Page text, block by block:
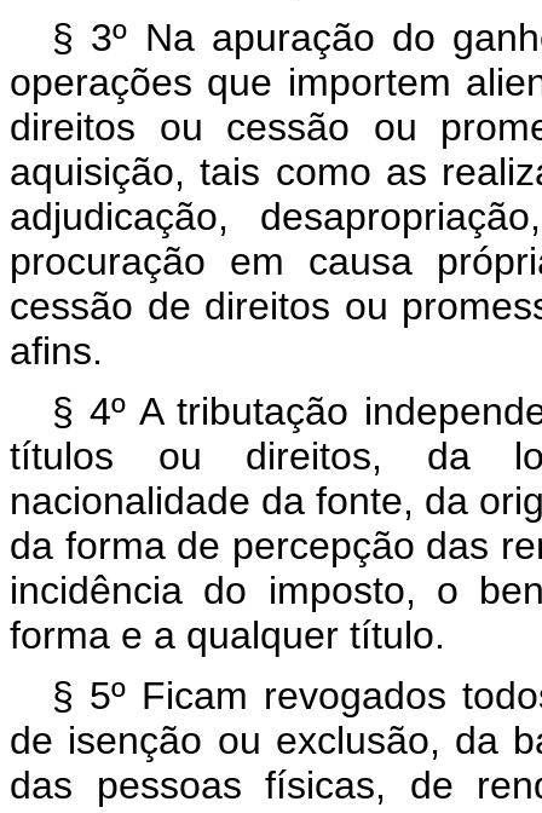
§ 3º Na apuração do
operações que importem
direitos ou cessão ou
aquisição, tais como as
adjudicação,
procuração em causa
cessão de direitos ou
afins.
§ 4º A tributação
títulos ou direitos, da
nacionalidade da fonte, da
da forma de percepção das
incidência do imposto, o
forma e a qualquer título.
§ 5º Ficam revogados
de isenção ou exclusão, da
das pessoas físicas, de